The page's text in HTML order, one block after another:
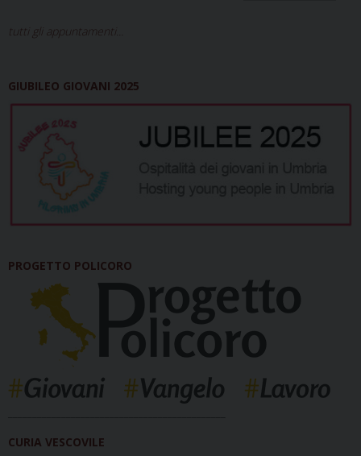
tutti gli appuntamenti...
GIUBILEO GIOVANI 2025
PROGETTO POLICORO
CURIA VESCOVILE